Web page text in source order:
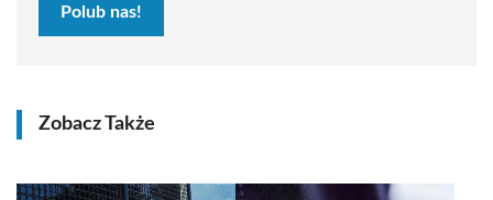
Polub nas!
Zobacz Także